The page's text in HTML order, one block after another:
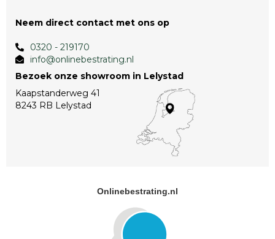
Neem direct contact met ons op
0320 - 219170
info@onlinebestrating.nl
Bezoek onze showroom in Lelystad
Kaapstanderweg 41
8243 RB Lelystad
Onlinebestrating.nl